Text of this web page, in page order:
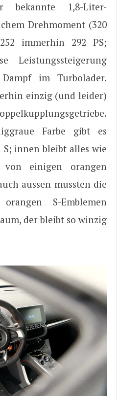
bekannte 1,8-Liter-
Drehmoment (320
immerhin 292 PS;
Leistungssteigerung
im Turbolader.
einzig (und leider)
Farbe gibt es
innen bleibt alles wie
von einigen orangen
aussen mussten die
S-Emblemen
der bleibt so winzig